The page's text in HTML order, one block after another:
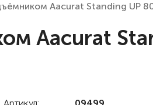
для детей с ДЦП
Aacurat Standing UP
Aacurat